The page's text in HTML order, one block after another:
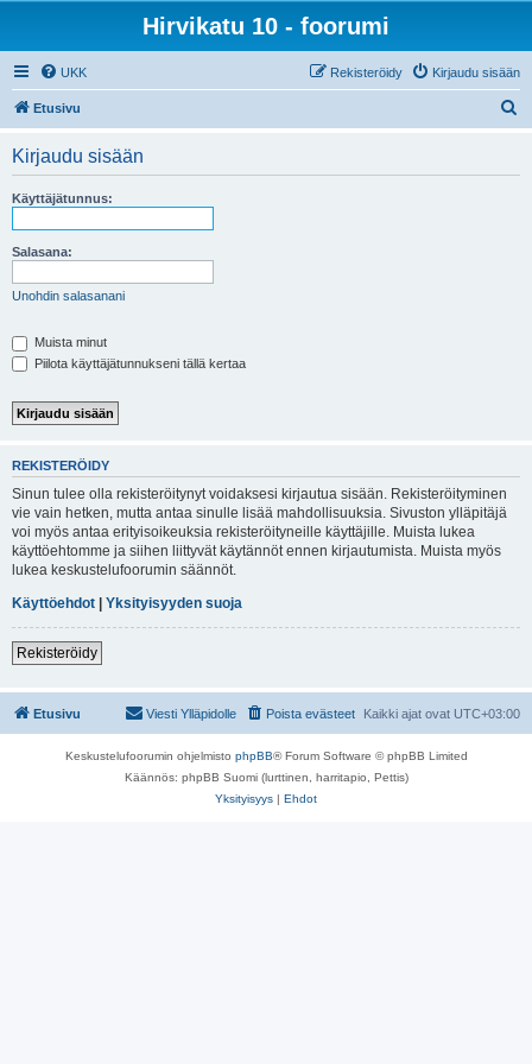
Hirvikatu 10 - foorumi
UKK Kirjaudu sisään
Rekisteröidy
Etusivu
Kirjaudu sisään
Käyttäjätunnus:
Salasana:
Unohdin salasanani
Muista minut
Piilota käyttäjätunnukseni tällä kertaa
REKISTERÖIDY
Sinun tulee olla rekisteröitynyt voidaksesi kirjautua sisään. Rekisteröityminen
vie vain hetken, mutta antaa sinulle lisää mahdollisuuksia. Sivuston ylläpitäjä
voi myös antaa erityisoikeuksia rekisteröityneille käyttäjille. Muista lukea
käyttöehtomme ja siihen liittyvät käytännöt ennen kirjautumista. Muista myös
lukea keskustelufoorumin säännöt.
Käyttöehdot | Yksityisyyden suoja
Rekisteröidy
Etusivu Kaikki ajat ovat UTC+03:00
Poista evästeet
Viesti Ylläpidolle
Keskustelufoorumin ohjelmisto phpBB® Forum Software © phpBB Limited
Käännös: phpBB Suomi (lurttinen, harritapio, Pettis)
Yksityisyys | Ehdot